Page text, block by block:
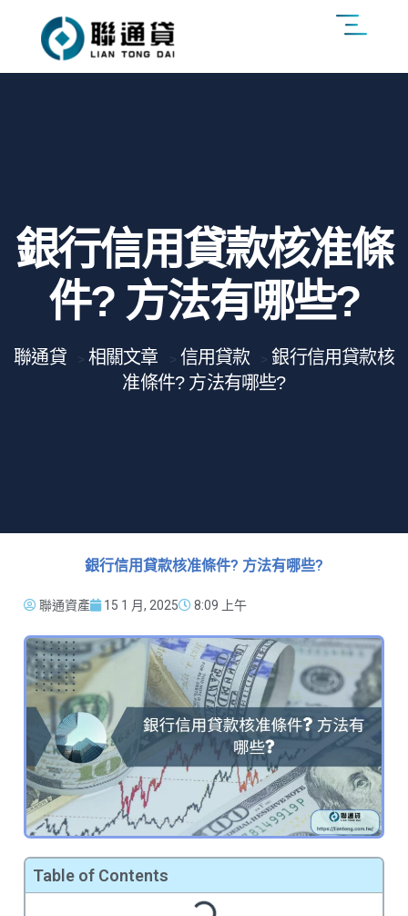
銀行信用貸款核准條
件? 方法有哪些?
聯通貸 > 相關文章 > 信用貸款 > 銀行信用貸款核
准條件? 方法有哪些?
銀行信用貸款核准條件? 方法有哪些?
聯通資產 15 1 月, 2025 8:09 上午
Table of Contents